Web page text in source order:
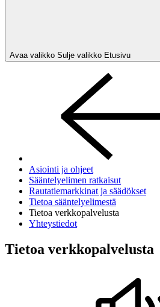
Avaa valikko Sulje valikko Etusivu
Asiointi ja ohjeet
Sääntelyelimen ratkaisut
Rautatiemarkkinat ja säädökset
Tietoa sääntelyelimestä
Tietoa verkkopalvelusta
Yhteystiedot
Tietoa verkkopalvelusta